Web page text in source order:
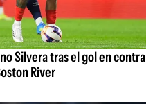
Silvera tras el gol en contra
River